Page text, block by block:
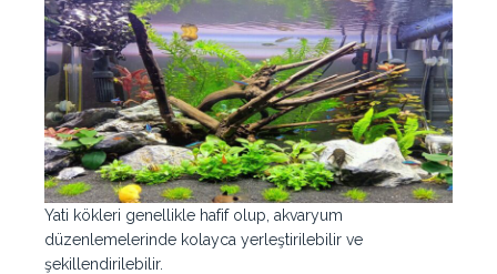
Yati kökleri genellikle hafif olup, akvaryum
düzenlemelerinde kolayca yerleştirilebilir ve
şekillendirilebilir.